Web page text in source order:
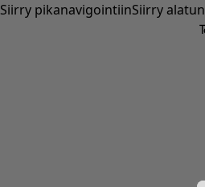
Siirry pikanavigointiinSiirry